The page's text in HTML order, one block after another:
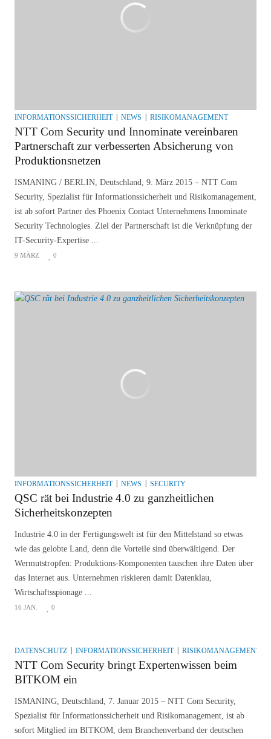
INFORMATIONSSICHERHEIT NEWS RISIKOMANAGEMENT
NTT Com Security und Innominate vereinbaren
Partnerschaft zur verbesserten Absicherung von
Produktionsnetzen
ISMANING / BERLIN, Deutschland, 9. März 2015 – NTT Com
Security, Spezialist für Informationssicherheit und Risikomanagement,
ist ab sofort Partner des Phoenix Contact Unternehmens Innominate
Security Technologies. Ziel der Partnerschaft ist die Verknüpfung der
IT-Security-Expertise ...
9 MÄRZ 0
INFORMATIONSSICHERHEIT NEWS SECURITY
QSC rät bei Industrie 4.0 zu ganzheitlichen
Sicherheitskonzepten
Industrie 4.0 in der Fertigungswelt ist für den Mittelstand so etwas
wie das gelobte Land, denn die Vorteile sind überwältigend. Der
Wermutstropfen: Produktions-Komponenten tauschen ihre Daten über
das Internet aus. Unternehmen riskieren damit Datenklau,
Wirtschaftsspionage ...
16 JAN. 0
DATENSCHUTZ INFORMATIONSSICHERHEIT RISIKOMANAGEMENT
NTT Com Security bringt Expertenwissen beim
BITKOM ein
ISMANING, Deutschland, 7. Januar 2015 – NTT Com Security,
Spezialist für Informationssicherheit und Risikomanagement, ist ab
sofort Mitglied im BITKOM, dem Branchenverband der deutschen